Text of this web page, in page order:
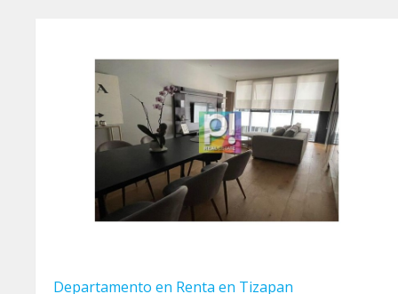
Departamento en Renta en Tizapan